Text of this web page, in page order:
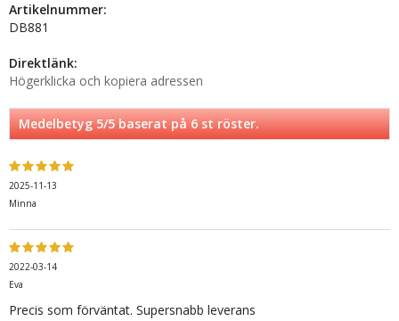
Artikelnummer:
DB881
Direktlänk:
Högerklicka och kopiera adressen
Medelbetyg5/5 baserat på6st röster.
2025-11-13
Minna
2022-03-14
Eva
Precis som förväntat. Supersnabb leverans